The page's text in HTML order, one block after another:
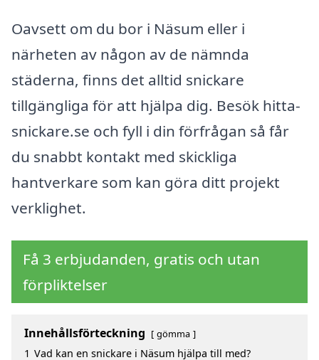
Oavsett om du bor i Näsum eller i
närheten av någon av de nämnda
städerna, finns det alltid snickare
tillgängliga för att hjälpa dig. Besök hitta-
snickare.se och fyll i din förfrågan så får
du snabbt kontakt med skickliga
hantverkare som kan göra ditt projekt
verklighet.
Få 3 erbjudanden, gratis och utan
förpliktelser
Innehållsförteckning gömma
1 Vad kan en snickare i Näsum hjälpa till med?